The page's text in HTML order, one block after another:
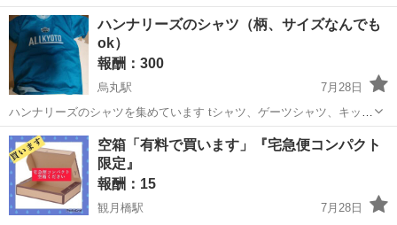
ハンナリーズのシャツ（柄、サイズなんでも
ok）
報酬：300
烏丸駅
7月28日
ハンナリーズのシャツを集めています tシャツ、ゲーツシャツ、キッズ
なんでもいいです 複数枚大歓迎 1枚300円
京都 京都市 烏丸駅 買いたい/ください
空箱「有料で買います」『宅急便コンパクト
限定』
報酬：15
観月橋駅
7月28日